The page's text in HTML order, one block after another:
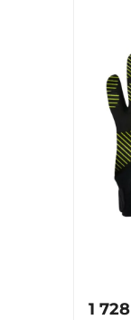
1 728